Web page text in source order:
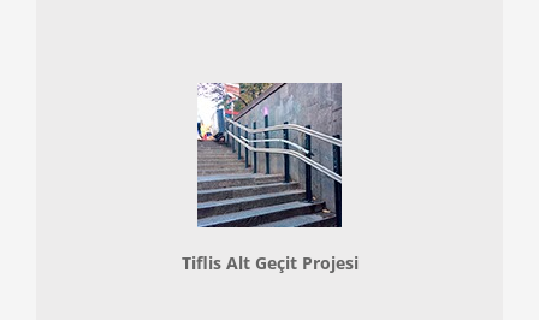
Tiflis Alt Geçit Projesi